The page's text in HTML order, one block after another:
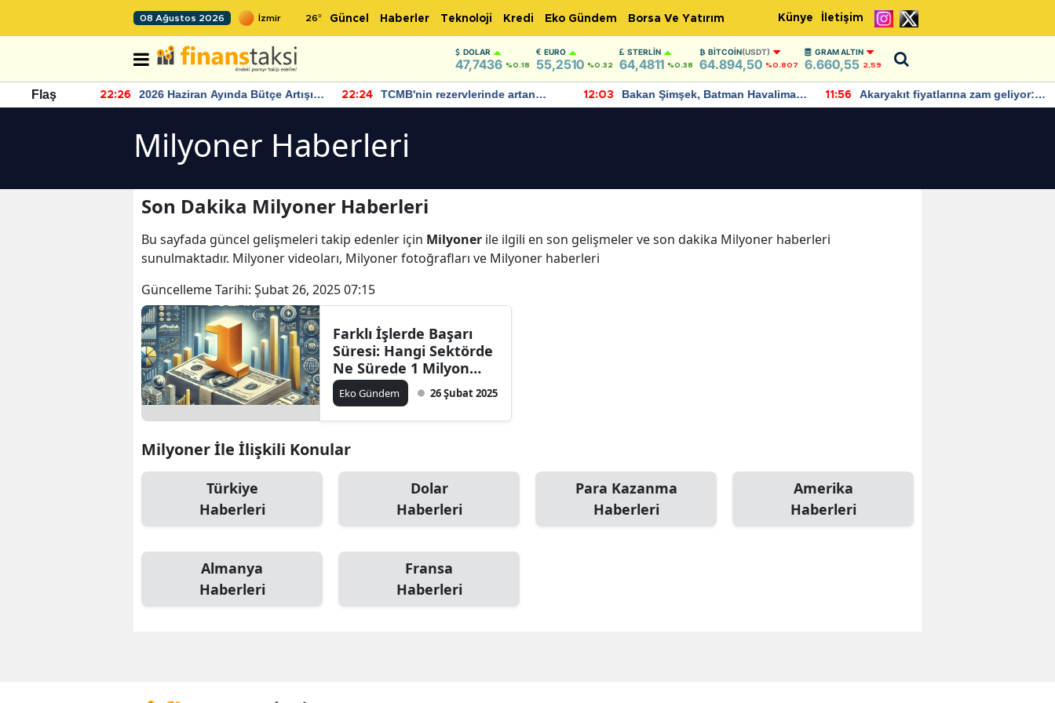
08 Ağustos 2026 26° Güncel Haberler Teknoloji Kredi Eko Gündem Borsa Ve Yatırım Künye İletişim
DOLAR
47,7436 %0.18
EURO
55,2510 %0.32
STERLIN
64,4811 %0.38
BITCOIN(USDT)
64.894,50 %0.807
GRAM ALTIN
6.660,55 2,59
Flaş 22:26
2026 Haziran Ayında Bütçe Artışı
Yaşandı
22:24
TCMB'nin rezervlerinde artan
momentum devam ediyor
12:03
Bakan Şimşek, Batman Havalimanı
için umut verici açıklamalarda
11:56
Akaryakıt fiyatlarına zam geliyor:
Yeni tarih açıklandı
Milyoner Haberleri
Son Dakika Milyoner Haberleri
Bu sayfada güncel gelişmeleri takip edenler için Milyoner ile ilgili en son gelişmeler ve son dakika Milyoner haberleri
sunulmaktadır. Milyoner videoları, Milyoner fotoğrafları ve Milyoner haberleri
Güncelleme Tarihi: Şubat 26, 2025 07:15
Farklı İşlerde Başarı
Süresi: Hangi Sektörde
Ne Sürede 1 Milyon
Kazanılır?
Eko Gündem 26 Şubat 2025
Milyoner İle İlişkili Konular
Türkiye
Haberleri
Dolar
Haberleri
Para Kazanma
Haberleri
Amerika
Haberleri
Almanya
Haberleri
Fransa
Haberleri